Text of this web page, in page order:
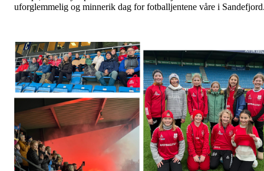
uforglemmelig og minnerik dag for fotballjentene våre i